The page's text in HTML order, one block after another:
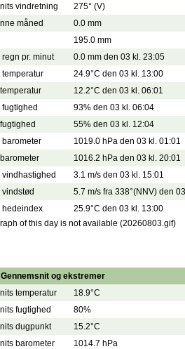
vindretning
275° (V)
måned
0.0 mm
195.0 mm
pr. minut
0.0 mm den 03 kl. 23:05
temperatur
24.9°C den 03 kl. 13:00
12.2°C den 03 kl. 06:01
fugtighed
93% den 03 kl. 06:04
55% den 03 kl. 12:04
barometer
1019.0 hPa den 03 kl. 01:01
1016.2 hPa den 03 kl. 20:01
vindhastighed
3.1 m/s den 03 kl. 15:01
vindstød
5.7 m/s fra 338°(NNV) den
hedeindex
25.9°C den 03 kl. 13:00
of this day is not available (20260803.gif)
og ekstremer
temperatur
18.9°C
fugtighed
80%
dugpunkt
15.2°C
barometer
1014.7 hPa